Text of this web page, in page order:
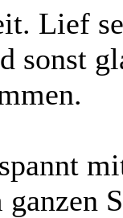
Lief
sonst
ganzen